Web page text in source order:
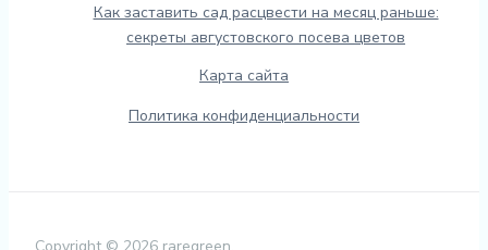
Как заставить сад расцвести на месяц раньше:
секреты августовского посева цветов
Карта сайта
Политика конфиденциальности
Copyright © 2026 raregreen.